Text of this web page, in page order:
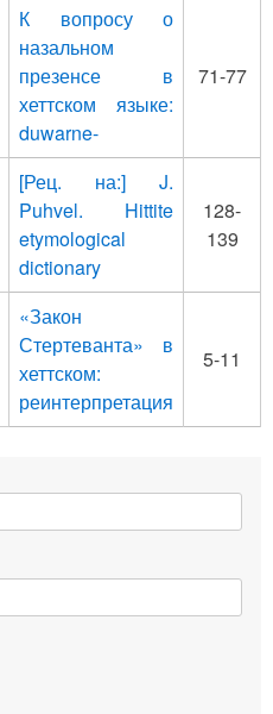
К вопросу о
назальном
презенсе в
хеттском языке:
duwarne-
71-77
[Рец. на:] J.
Puhvel. Hittite
etymological
dictionary
128-
139
«Закон
Стертеванта» в
хеттском:
реинтерпретация
5-11